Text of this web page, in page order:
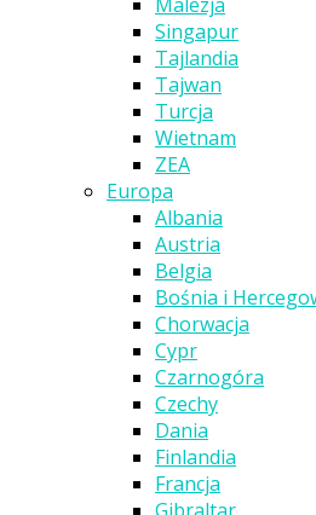
Singapur
Tajlandia
Tajwan
Turcja
Wietnam
ZEA
Europa
Albania
Austria
Belgia
Bośnia i
Chorwacja
Cypr
Czarnogóra
Czechy
Dania
Finlandia
Francja